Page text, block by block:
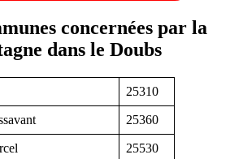
concernées par la
dans le Doubs
25310
25360
25530